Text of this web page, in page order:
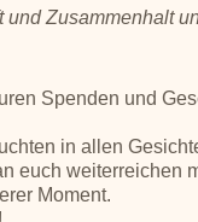
Zusammenhalt
Spenden und
in allen
euch weiterreichen
Moment.